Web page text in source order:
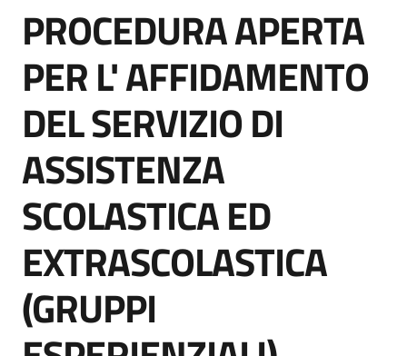
acquisto
Supporto
Piattaforme
telematiche
English
site
Salta al contenuto
PROCEDURA APERTA
PER L' AFFIDAMENTO
DEL SERVIZIO DI
ASSISTENZA
SCOLASTICA ED
EXTRASCOLASTICA
(GRUPPI